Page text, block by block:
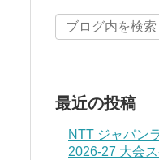
最近の投稿
NTT ジャパン
2026-27 大会